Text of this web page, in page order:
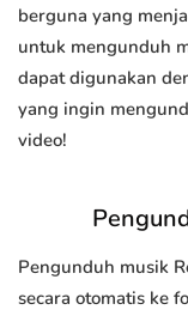
berguna yang
untuk mengunduh
dapat digunakan
yang ingin
video!
Pengunduh musik
secara otomatis ke